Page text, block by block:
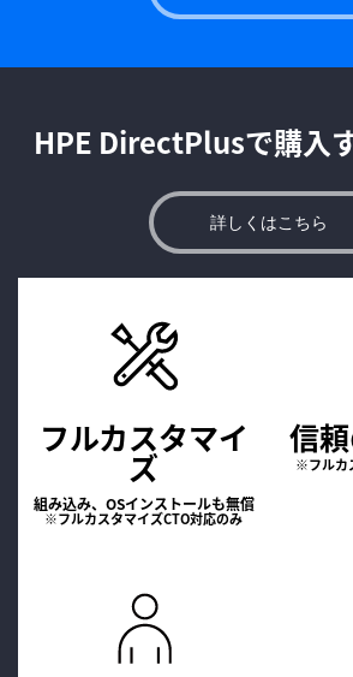
HPE DirectPlusで購入
詳しくはこちら
フルカスタマイ
ズ
組み込み、OSインストールも無償
※フルカスタマイズCTO対応のみ
信
※フルカ